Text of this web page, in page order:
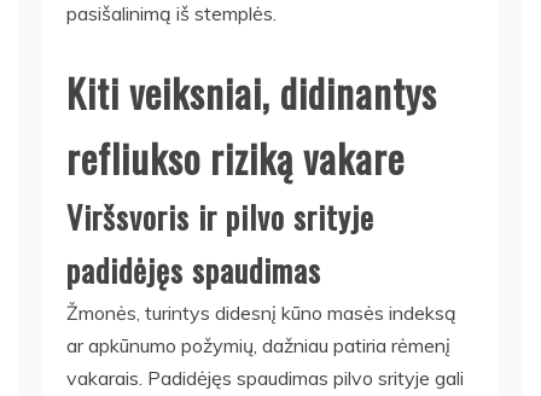
pasišalinimą iš stemplės.
Kiti veiksniai, didinantys
refliukso riziką vakare
Viršsvoris ir pilvo srityje
padidėjęs spaudimas
Žmonės, turintys didesnį kūno masės indeksą
ar apkūnumo požymių, dažniau patiria rėmenį
vakarais. Padidėjęs spaudimas pilvo srityje gali